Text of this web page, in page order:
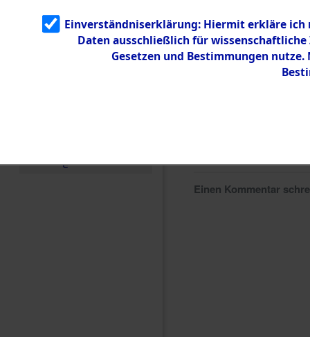
g
5.3.3
Todesmärsch
e
Einen Kommentar
Einverständniserklärung: Hiermit erkläre ich
Daten ausschließlich für
Gesetzen und Bestimmungen